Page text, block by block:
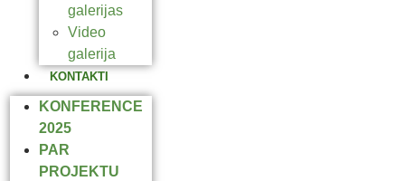
galerijas
Video
galerija
KONTAKTI
KONFERENCE
2025
PAR
PROJEKTU